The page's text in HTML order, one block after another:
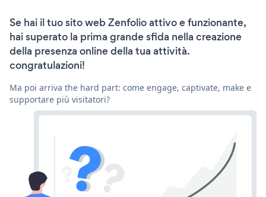
Se hai il tuo sito web Zenfolio attivo e funzionante,
hai superato la prima grande sfida nella creazione
della presenza online della tua attività.
congratulazioni!
Ma poi arriva the hard part: come engage, captivate, make e
supportare più visitatori?